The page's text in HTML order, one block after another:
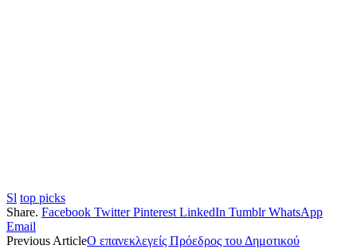
Sl top picks
Share. Facebook Twitter Pinterest LinkedIn Tumblr WhatsApp
Email
Previous ArticleΟ επανεκλεγείς Πρόεδρος του Δημοτικού